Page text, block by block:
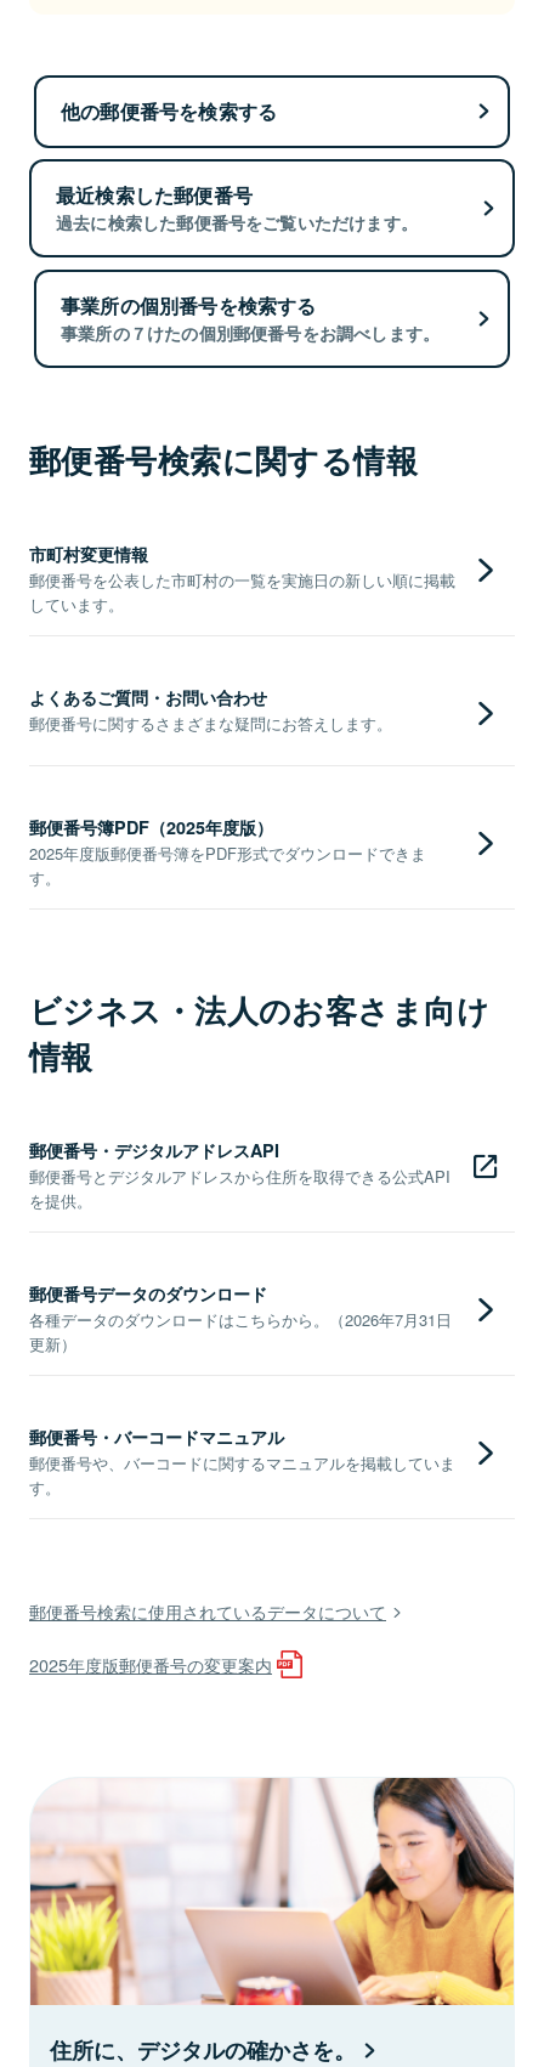
他の郵便番号を検索する
最近検索した郵便番号
過去に検索した郵便番号をご覧いただけます。
事業所の個別番号を検索する
事業所の７けたの個別郵便番号をお調べします。
郵便番号検索に関する情報
市町村変更情報
郵便番号を公表した市町村の一覧を実施日の新しい順に掲載
しています。
よくあるご質問・お問い合わせ
郵便番号に関するさまざまな疑問にお答えします。
郵便番号簿PDF（2025年度版）
2025年度版郵便番号簿をPDF形式でダウンロードできま
す。
ビジネス・法人のお客さま向け
情報
郵便番号・デジタルアドレスAPI
郵便番号とデジタルアドレスから住所を取得できる公式API
を提供。
郵便番号データのダウンロード
各種データのダウンロードはこちらから。（2026年7月31日
更新）
郵便番号・バーコードマニュアル
郵便番号や、バーコードに関するマニュアルを掲載していま
す。
郵便番号検索に使用されているデータについて
2025年度版郵便番号の変更案内
住所に、デジタルの確かさを。